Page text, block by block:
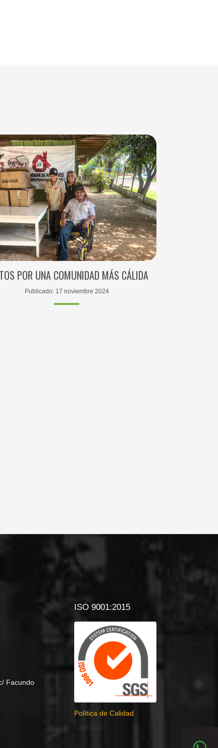
POR UNA COMUNIDAD MÁS CÁLIDA
Publicado: 17 noviembre 2024
Facundo
ISO 9001:2015
Política de Calidad